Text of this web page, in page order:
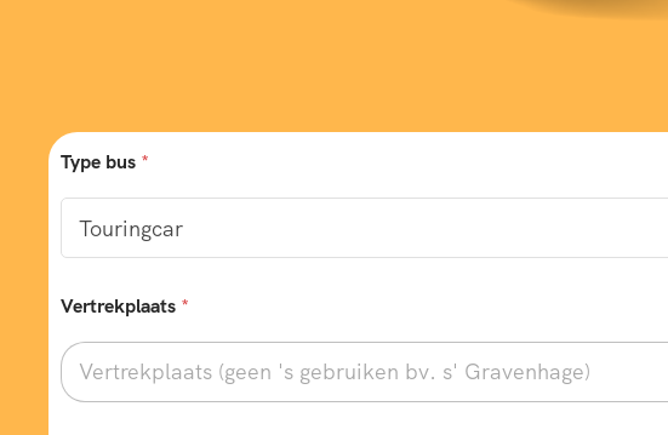
Type bus *
Vertrekplaats *